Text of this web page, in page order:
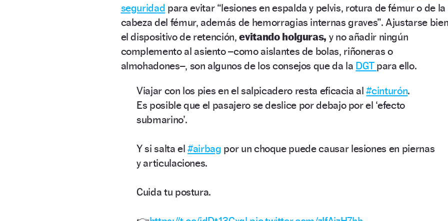
seguridad para evitar “lesiones en espalda y pelvis, rotura de fémur o de la
cabeza del fémur, además de hemorragias internas graves”. Ajustarse bien
el dispositivo de retención,evitando holguras, y no añadir ningún
complemento al asiento –como aislantes de bolas, riñoneras o
almohadones–, son algunos de los consejos que da la DGT para ello.
Viajar con los pies en el salpicadero resta eficacia al#cinturón.
Es posible que el pasajero se deslice por debajo por el ‘efecto
submarino’.
Y si salta el#airbag por un choque puede causar lesiones en piernas
y articulaciones.
Cuida tu postura.